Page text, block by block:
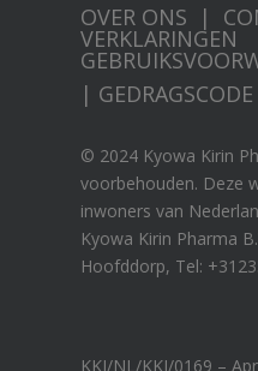
OVER ONS |
VERKLARINGEN
|
© 2024 Kyowa Kirin
voorbehouden. Deze
inwoners van
Kyowa Kirin Pharma
Hoofddorp, Tel:
KKI/NL/KKI/0169 –